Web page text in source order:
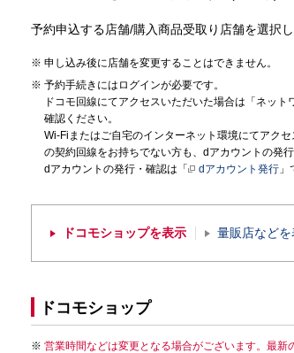
予約申込する店舗/購入商品受取り店舗を選択し
申し込み後に店舗を変更することはできません。
予約手続きにはログインが必要です。
ドコモ回線にてアクセスいただいた場合は「ネッ
確認ください。
Wi-Fiまたはご自宅のインターネット環境にてアク
の契約回線をお持ちでない方も、dアカウントの発行
dアカウントの発行・確認は「
dアカウント発行 」
ドコモショップを表示 量販店などを
ドコモショップ
営業時間などは変更となる場合がございます。最新